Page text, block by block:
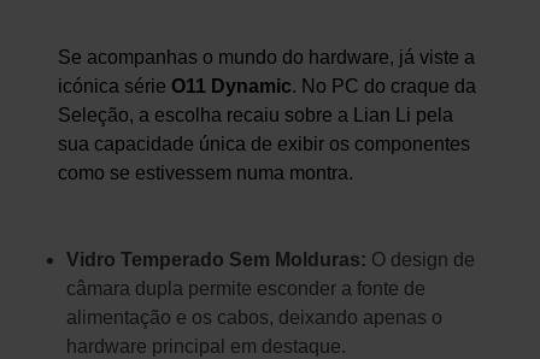
Se acompanhas o mundo do hardware, já viste a
icónica série O11 Dynamic. No PC do craque da
Seleção, a escolha recaiu sobre a Lian Li pela
sua capacidade única de exibir os componentes
como se estivessem numa montra.
Vidro Temperado Sem Molduras: O design de
câmara dupla permite esconder a fonte de
alimentação e os cabos, deixando apenas o
hardware principal em destaque.